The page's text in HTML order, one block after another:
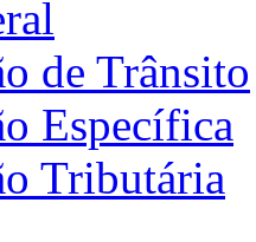
de Trânsito
Específica
Tributária